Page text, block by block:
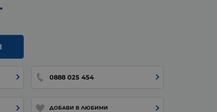
0888 025 454
ДОБАВИ В ЛЮБИМИ